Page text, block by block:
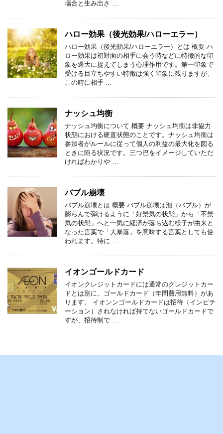
場合と生み出さ …
ハロー効果（後光効果/ハローエラー）
ハロー効果（後光効果/ハローエラー）とは 概要 ハ
ロー効果は初対面の相手に会う時などに特徴的な印
象を過大に捉えてしまう心理作用です。第一印象で
受ける目立ちやすい特徴は強く印象に残りますが、
この時に相手 …
ナッシュ均衡
ナッシュ均衡について 概要 ナッシュ均衡は非協力
状態における硬直状態のことです。ナッシュ均衡は
参加者がルールに従って個人の利益の最大化を図る
ときに陥る状況です。三つ巴をイメージしていただ
ければわかりや …
バブル崩壊
バブル崩壊とは 概要 バブル崩壊は泡（バブル）が
膨らんで弾けるように「好景気の状態」から「不景
気の状態」へと一気に経済が落ち込む様子が由来と
なった言葉で「大暴落」を意味する言葉としても使
われます。特に …
イオンゴールドカード
イオンクレジットカードには通常のクレジットカー
ドとは別に、ゴールドカード（年間費用無料）があ
ります。 イオンンゴールドカードは招待（インビテ
ーション）されなければ持てないゴールドカードで
すが、招待制で …